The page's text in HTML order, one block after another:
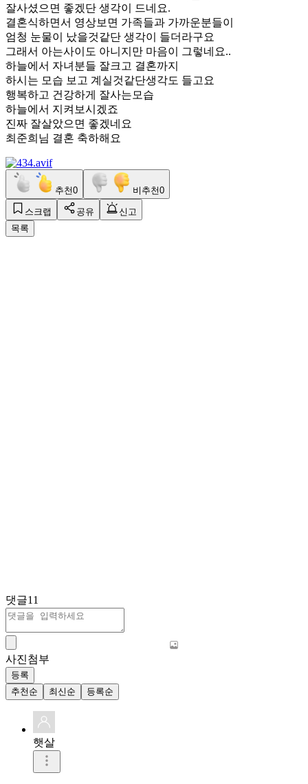
잘사셨으면 좋겠단 생각이 드네요.
결혼식하면서 영상보면 가족들과 가까운분들이
엄청 눈물이 났을것같단 생각이 들더라구요
그래서 아는사이도 아니지만 마음이 그렇네요..
하늘에서 자녀분들 잘크고 결혼까지
하시는 모습 보고 계실것같단생각도 들고요
행복하고 건강하게 잘사는모습
하늘에서 지켜보시겠죠
진짜 잘살았으면 좋겠네요
최준희님 결혼 축하해요
추천0 비추천0
스크랩 공유
신고
목록
댓글11
사진첨부
등록
추천순
최신순 등록순
햇살